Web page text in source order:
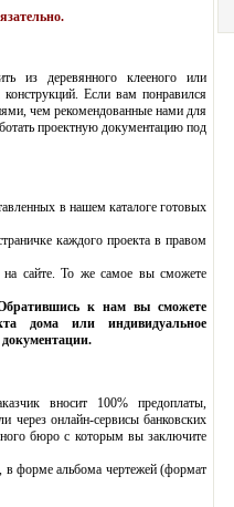
из деревянного клееного или
Если вам понравился
чем рекомендованные нами для
проектную документацию под
в нашем каталоге готовых
каждого проекта в правом
сайте. То же самое вы сможете
к нам вы сможете
дома или индивидуальное
документации.
вносит 100% предоплаты,
через онлайн-сервисы банковских
бюро с которым вы заключите
в форме альбома чертежей (формат